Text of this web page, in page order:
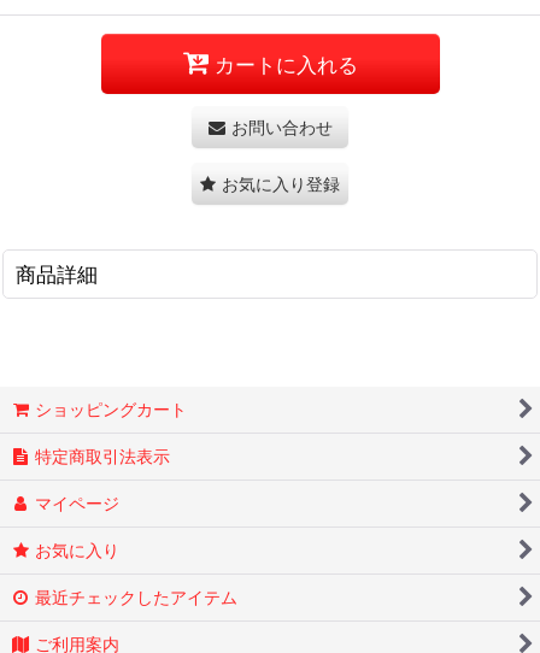
カートに入れる
お問い合わせ
お気に入り登録
商品詳細
ショッピングカート
特定商取引法表示
マイページ
お気に入り
最近チェックしたアイテム
ご利用案内